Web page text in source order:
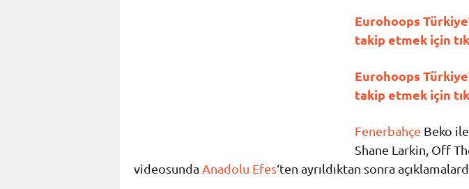
Eurohoops
takip etmek için
Eurohoops
takip etmek için
Fenerbahçe Beko
Shane Larkin, Off
videosunda Anadolu Efes‘ten ayrıldıktan sonra